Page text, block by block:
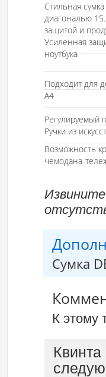
Стильная
диагональю
защитой и
Усиленная
ноутбука
Подходит для
А4
Регулируемый
Ручки из
Возможность
чемодана-
Сумка
К этому